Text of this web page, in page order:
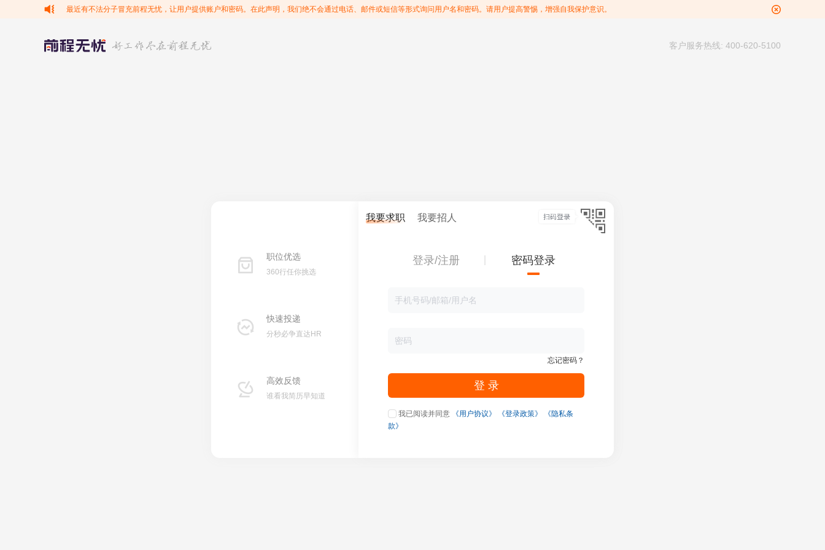
最近有不法分子冒充前程无忧，让用户提供账户和密码。在此声明，我们绝不会通过电话、邮件或短信等形式询问用户名和密码。请用户提高警惕，增强自我保护意识。
客户服务热线: 400-620-5100
职位优选
360行任你挑选
快速投递
分秒必争直达HR
高效反馈
谁看我简历早知道
我要求职 我要招人
登录/注册 密码登录
忘记密码？
登 录
我已阅读并同意 《用户协议》 《登录政策》
《隐私条
款》